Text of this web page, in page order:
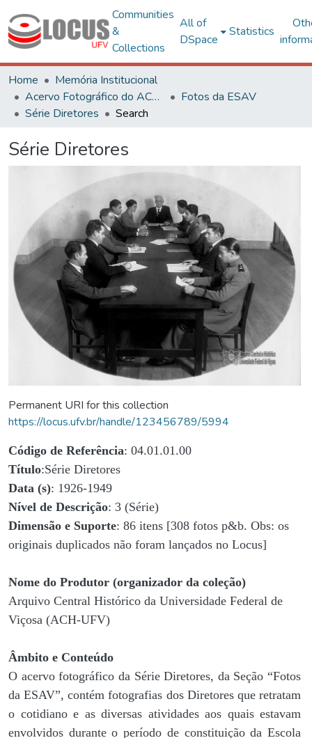
Communities
&
Collections
All of
DSpace
Statistics
Home
Memória Institucional
Acervo Fotográfico do ACH-UFV
Fotos da ESAV
Série Diretores
Search
Série Diretores
Permanent URI for this collection
https://locus.ufv.br/handle/123456789/5994
Código de Referência: 04.01.01.00
Título:Série Diretores
Data (s): 1926-1949
Nível de Descrição: 3 (Série)
Dimensão e Suporte: 86 itens [308 fotos p&b. Obs: os
originais duplicados não foram lançados no Locus]
Nome do Produtor (organizador da coleção)
Arquivo Central Histórico da Universidade Federal de
Viçosa (ACH-UFV)
Âmbito e Conteúdo
O acervo fotográfico da Série Diretores, da Seção “Fotos
da ESAV”, contém fotografias dos Diretores que retratam
o cotidiano e as diversas atividades aos quais estavam
envolvidos durante o período de constituição da Escola